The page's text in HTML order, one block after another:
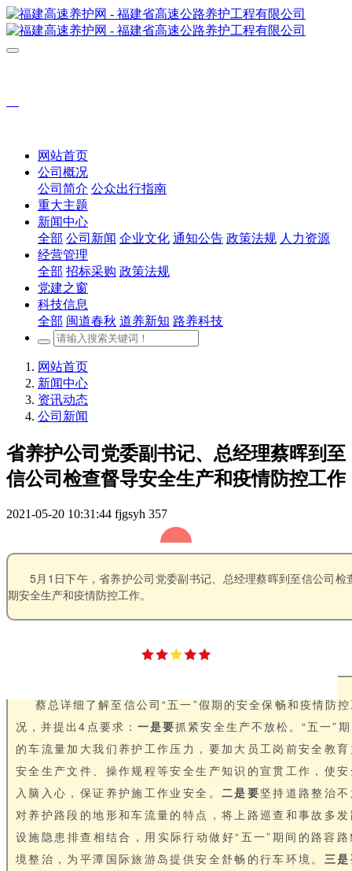
网站首页
公司概况
公司简介 公众出行指南
重大主题
新闻中心
全部 公司新闻 企业文化 通知公告 政策法规 人力资源
经营管理
全部 招标采购 政策法规
党建之窗
科技信息
全部 闽道春秋 道养新知 路养科技
网站首页
新闻中心
资讯动态
公司新闻
省养护公司党委副书记、总经理蔡晖到至
信公司检查督导安全生产和疫情防控工作
2021-05-20 10:31:44 fjgsyh 357
5月1日下午，省养护公司党委副书记、总经理蔡晖到至信公司检
期安全生产和疫情防控工作。
蔡总详细了解至信公司“五一”假期的安全保畅和疫情防控
况，并提出4点要求： 一是要抓紧安全生产不放松。“五一”
的车流量加大我们养护工作压力，要加大员工岗前安全教
安全生产文件、操作规程等安全生产知识的宣贯工作，使
入脑入心，保证养护施工作业安全。 二是要坚持道路整治
对养护路段的地形和车流量的特点，将上路巡查和事故多
设施隐患排查相结合，用实际行动做好“五一”期间的路容
境整治，为平潭国际旅游岛提供安全舒畅的行车环境。 三